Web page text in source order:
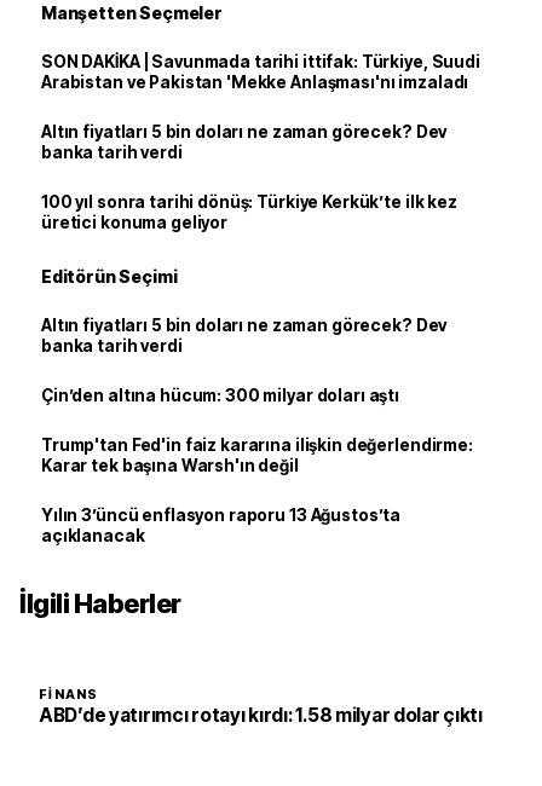
Manşetten Seçmeler
SON DAKİKA | Savunmada tarihi ittifak: Türkiye, Suudi
Arabistan ve Pakistan 'Mekke Anlaşması'nı imzaladı
Altın fiyatları 5 bin doları ne zaman görecek? Dev
banka tarih verdi
100 yıl sonra tarihi dönüş: Türkiye Kerkük’te ilk kez
üretici konuma geliyor
Editörün Seçimi
Altın fiyatları 5 bin doları ne zaman görecek? Dev
banka tarih verdi
Çin’den altına hücum: 300 milyar doları aştı
Trump'tan Fed'in faiz kararına ilişkin değerlendirme:
Karar tek başına Warsh'ın değil
Yılın 3’üncü enflasyon raporu 13 Ağustos’ta
açıklanacak
İlgili Haberler
FINANS
ABD’de yatırımcı rotayı kırdı: 1.58 milyar dolar çıktı